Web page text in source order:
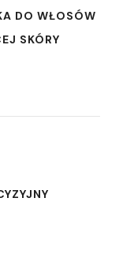
DO WŁOSÓW
SKÓRY